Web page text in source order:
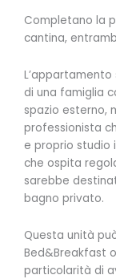
Completano la
cantina,
di una famiglia
spazio esterno,
professionista
e proprio studio
che ospita
sarebbe
bagno privato.
Questa unità
Bed&Breakfast
particolarità di